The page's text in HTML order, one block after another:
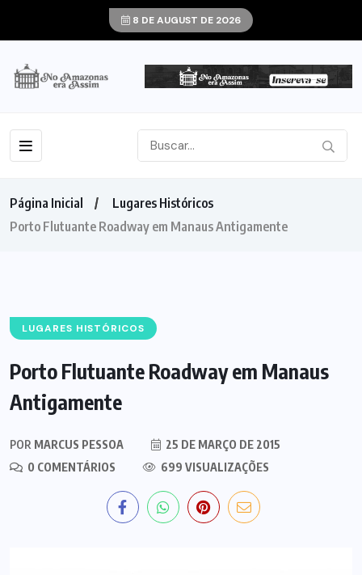
8 DE AUGUST DE 2026
Página Inicial
Lugares Históricos
Porto Flutuante Roadway em Manaus Antigamente
LUGARES HISTÓRICOS
Porto Flutuante Roadway em Manaus
Antigamente
POR MARCUS PESSOA
25 DE MARÇO DE 2015
0 COMENTÁRIOS
699 VISUALIZAÇÕES